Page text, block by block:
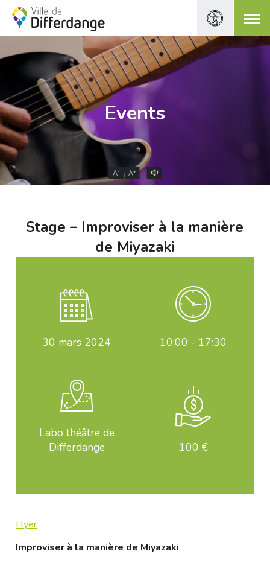
Events
A- A+
Stage – Improviser à la manière
de Miyazaki
30 mars 2024 10:00 - 17:30
Labo théâtre de
Differdange
100 €
Flyer
Improviser à la manière de Miyazaki